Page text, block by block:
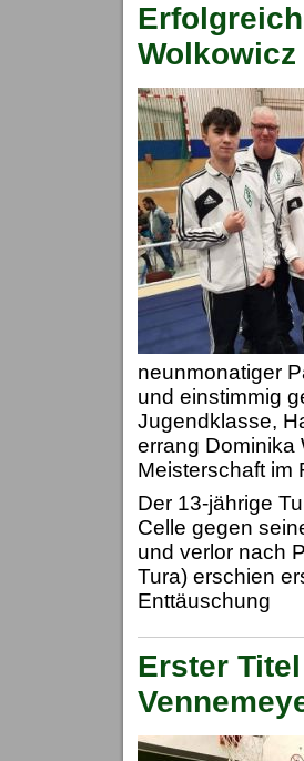
Wolkowicz
neunmonatiger
und einstimmig
Jugendklasse,
errang Dominika
Meisterschaft im
Der 13-jährige
Celle gegen
und verlor nach
Tura) erschien
Enttäuschung
Erster